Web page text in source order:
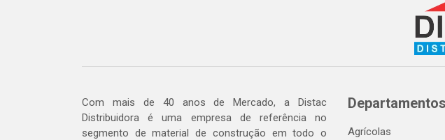
Com mais de 40 anos de Mercado, a Distac
Distribuidora é uma empresa de referência no
segmento de material de construção em todo o
Departamentos
Agrícolas